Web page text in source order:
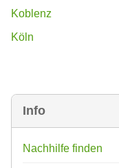
Info
Nachhilfe finden
Koblenz
Köln